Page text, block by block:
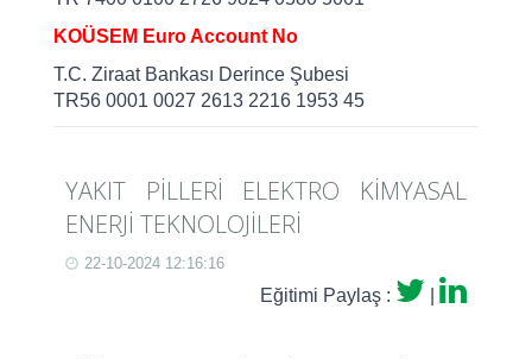
KOÜSEM Euro Account No
T.C. Ziraat Bankası Derince Şubesi
TR56 0001 0027 2613 2216 1953 45
YAKIT PİLLERİ ELEKTRO KİMYASAL
ENERJİ TEKNOLOJİLERİ
22-10-2024 12:16:16
Eğitimi Paylaş :